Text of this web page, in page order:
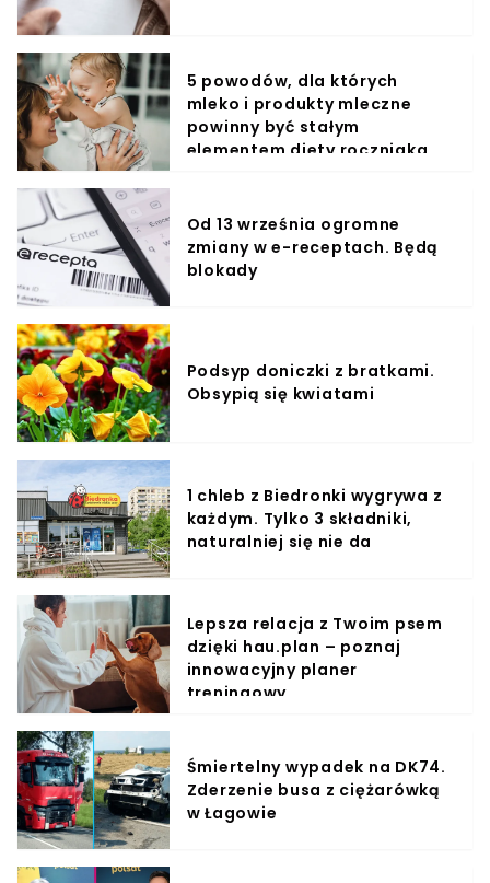
5 powodów, dla których
mleko i produkty mleczne
powinny być stałym
elementem diety roczniaka
Od 13 września ogromne
zmiany w e-receptach. Będą
blokady
Podsyp doniczki z bratkami.
Obsypią się kwiatami
1 chleb z Biedronki wygrywa z
każdym. Tylko 3 składniki,
naturalniej się nie da
Lepsza relacja z Twoim psem
dzięki hau.plan – poznaj
innowacyjny planer
treningowy
Śmiertelny wypadek na DK74.
Zderzenie busa z ciężarówką
w Łagowie